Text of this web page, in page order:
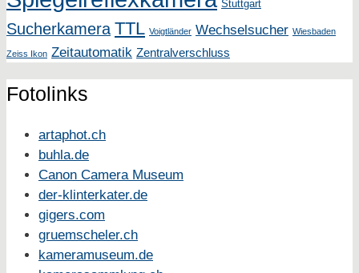
Stuttgart
Sucherkamera TTL Voigtländer Wechselsucher Wiesbaden
Zeiss Ikon Zeitautomatik Zentralverschluss
Fotolinks
artaphot.ch
buhla.de
Canon Camera Museum
der-klinterkater.de
gigers.com
gruemscheler.ch
kameramuseum.de